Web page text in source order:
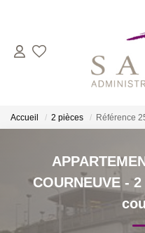
NOS
Cadot
Gescofim
Gescofim -
Accueil 2 pièces Référence
COURNEUVE -